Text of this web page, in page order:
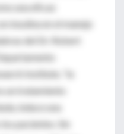
una eficaz
insulina en el manejo
del Dr. Robert
Institute, “la
un tratamiento
induce una
pacientes. Sin